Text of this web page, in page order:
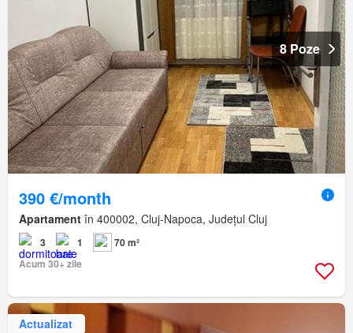
8 Poze
390 €/month
Apartament în 400002, Cluj-Napoca, Județul Cluj
3 1
70 m²
Acum 30+ zile
Actualizat